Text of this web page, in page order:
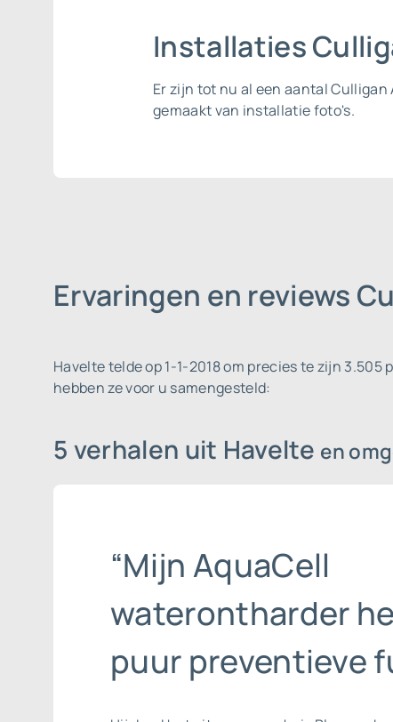
Installaties
Er zijn tot nu al een aantal
gemaakt van installatie foto's.
Ervaringen en reviews
Havelte telde op 1-1-2018 om precies te zijn 3.505
hebben ze voor u samengesteld:
5 verhalen uit Havelte en
“Mijn AquaCell
waterontharder
puur preventieve